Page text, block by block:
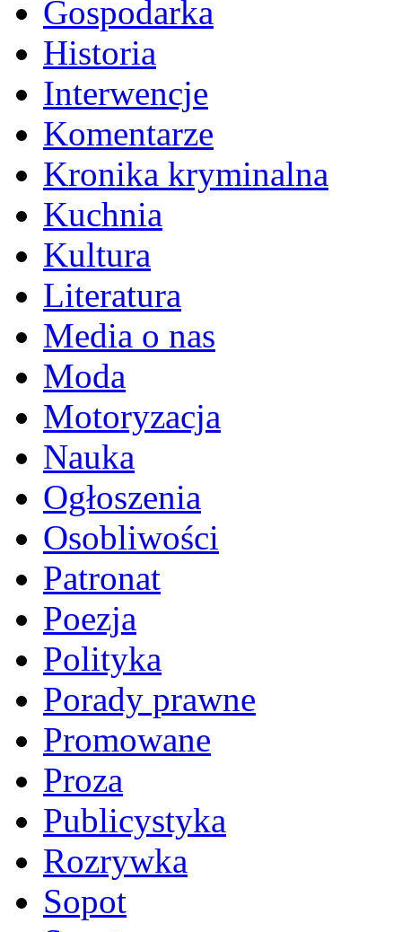
Gospodarka
Historia
Interwencje
Komentarze
Kronika kryminalna
Kuchnia
Kultura
Literatura
Media o nas
Moda
Motoryzacja
Nauka
Ogłoszenia
Osobliwości
Patronat
Poezja
Polityka
Porady prawne
Promowane
Proza
Publicystyka
Rozrywka
Sopot